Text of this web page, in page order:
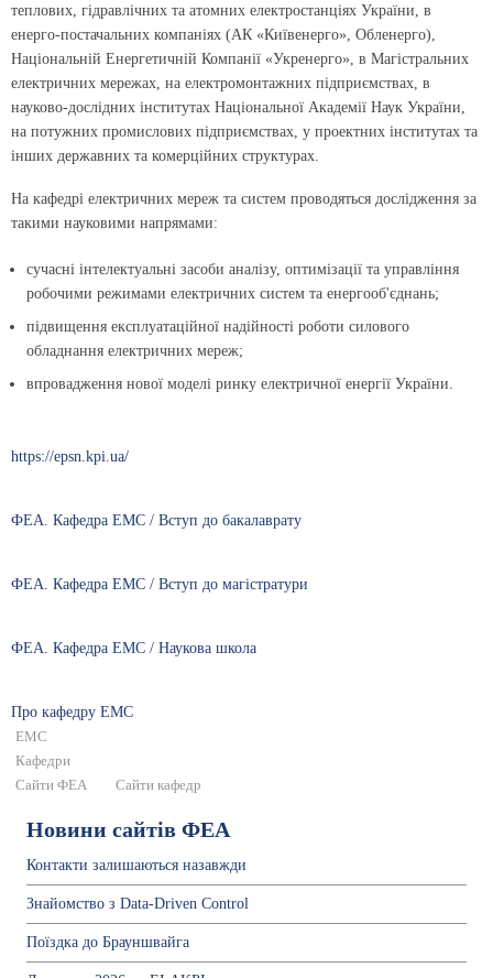
теплових, гідравлічних та атомних електростанціях України, в
енерго-постачальних компаніях (АК «Київенерго», Обленерго),
Національній Енергетичній Компанії «Укренерго», в Магістральних
електричних мережах, на електромонтажних підприємствах, в
науково-дослідних інститутах Національної Академії Наук України,
на потужних промислових підприємствах, у проектних інститутах та
інших державних та комерційних структурах.
На кафедрі електричних мереж та систем проводяться дослідження за
такими науковими напрямами:
сучасні інтелектуальні засоби аналізу, оптимізації та управління
робочими режимами електричних систем та енергооб'єднань;
підвищення експлуатаційної надійності роботи силового
обладнання електричних мереж;
впровадження нової моделі ринку електричної енергії України.
https://epsn.kpi.ua/
ФЕА. Кафедра ЕМС / Вступ до бакалаврату
ФЕА. Кафедра ЕМС / Вступ до магістратури
ФЕА. Кафедра ЕМС / Наукова школа
Про кафедру ЕМС
ЕМС
Кафедри
Сайти ФЕА
Сайти кафедр
Новини сайтів ФЕА
Контакти залишаються назавжди
Знайомство з Data-Driven Control
Поїздка до Брауншвайга